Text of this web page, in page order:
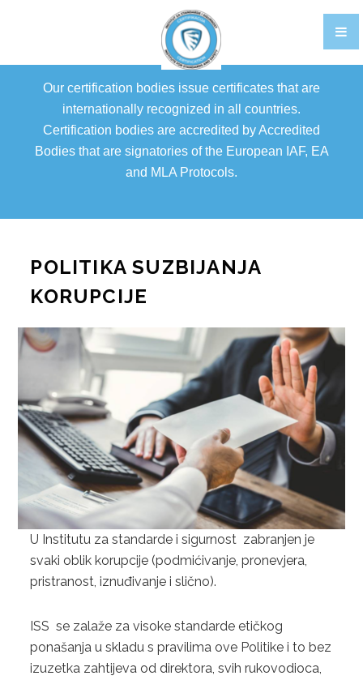
Our certification bodies issue certificates that are
internationally recognized in all countries.
Certification bodies are accredited by Accredited
Bodies that are signatories of the European IAF, EA
and MLA Protocols.
POLITIKA SUZBIJANJA
KORUPCIJE
U Institutu za standarde i sigurnost zabranjen je
svaki oblik korupcije (podmićivanje, pronevjera,
pristranost, iznuđivanje i slično).
ISS se zalaže za visoke standarde etičkog
ponašanja u skladu s pravilima ove Politike i to bez
izuzetka zahtijeva od direktora, svih rukovodioca,
CERTIFIKACIJA OSOBLJA EN
FOOD STANDARDS
PACKAGING
GLUTEN FREE
CONSUMER PRODUCTS
FSSC 22000
GLOBAL G.A.P
FRUITS AND VEGETABLES
FLOWERS AND ORNAMENTALS
CONTACT